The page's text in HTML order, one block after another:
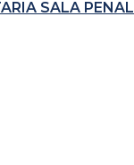
SALA PENAL